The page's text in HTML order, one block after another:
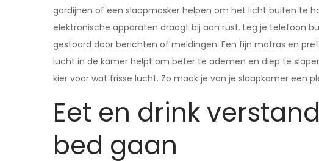
gordijnen of een slaapmasker helpen om het licht buiten te
elektronische apparaten draagt bij aan rust. Leg je telefoon
gestoord door berichten of meldingen. Een fijn matras en
lucht in de kamer helpt om beter te ademen en diep te
kier voor wat frisse lucht. Zo maak je van je slaapkamer een
Eet en drink
bed gaan